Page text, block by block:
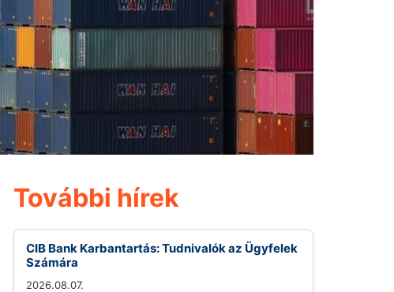
További hírek
CIB Bank Karbantartás: Tudnivalók az Ügyfelek
Számára
2026.08.07.